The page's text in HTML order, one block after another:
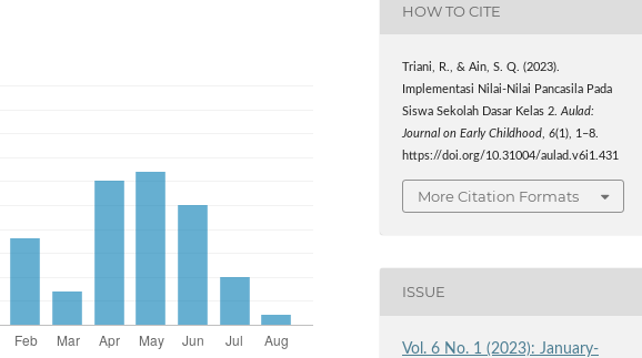
HOW TO CITE
Triani, R., & Ain, S. Q. (2023).
Implementasi Nilai-Nilai Pancasila Pada
Siswa Sekolah Dasar Kelas 2.Aulad:
Journal on Early Childhood,6(1), 1–8.
https://doi.org/10.31004/aulad.v6i1.431
More Citation Formats
ISSUE
Vol. 6 No. 1 (2023): January-